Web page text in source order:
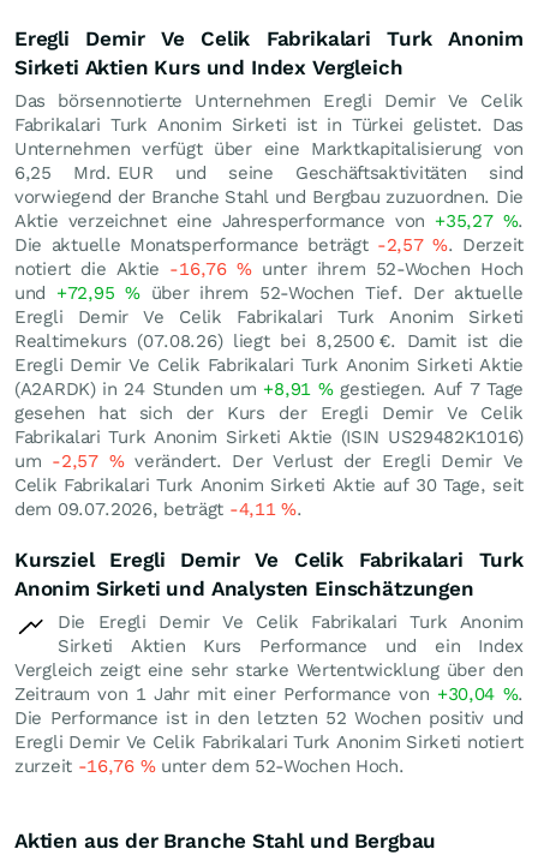
Eregli Demir Ve Celik Fabrikalari Turk Anonim
Sirketi Aktien Kurs und Index Vergleich
Das börsennotierte Unternehmen Eregli Demir Ve Celik
Fabrikalari Turk Anonim Sirketi ist in Türkei gelistet. Das
Unternehmen verfügt über eine Marktkapitalisierung von
6,25 Mrd. EUR und seine Geschäftsaktivitäten sind
vorwiegend der Branche Stahl und Bergbau zuzuordnen. Die
Aktie verzeichnet eine Jahresperformance von +35,27 %.
Die aktuelle Monatsperformance beträgt -2,57%. Derzeit
notiert die Aktie -16,76 %unter ihrem 52-Wochen Hoch
und +72,95%über ihrem 52-Wochen Tief. Der aktuelle
Eregli Demir Ve Celik Fabrikalari Turk Anonim Sirketi
Realtimekurs (07.08.26) liegt bei 8,2500 €. Damit ist die
Eregli Demir Ve Celik Fabrikalari Turk Anonim Sirketi Aktie
(A2ARDK) in 24 Stunden um +8,91 %gestiegen. Auf 7 Tage
gesehen hat sich der Kurs der Eregli Demir Ve Celik
Fabrikalari Turk Anonim Sirketi Aktie (ISIN US29482K1016)
um -2,57 %verändert. Der Verlust der Eregli Demir Ve
Celik Fabrikalari Turk Anonim Sirketi Aktie auf 30 Tage, seit
dem 09.07.2026, beträgt -4,11%.
Kursziel Eregli Demir Ve Celik Fabrikalari Turk
Anonim Sirketi und Analysten Einschätzungen
Die Eregli Demir Ve Celik Fabrikalari Turk Anonim
Sirketi Aktien Kurs Performance und ein Index
Vergleich zeigt eine sehr starke Wertentwicklung über den
Zeitraum von 1 Jahr mit einer Performance von +30,04 %.
Die Performance ist in den letzten 52 Wochen positiv und
Eregli Demir Ve Celik Fabrikalari Turk Anonim Sirketi notiert
zurzeit -16,76 %unter dem 52-Wochen Hoch.
Aktien aus der Branche Stahl und Bergbau